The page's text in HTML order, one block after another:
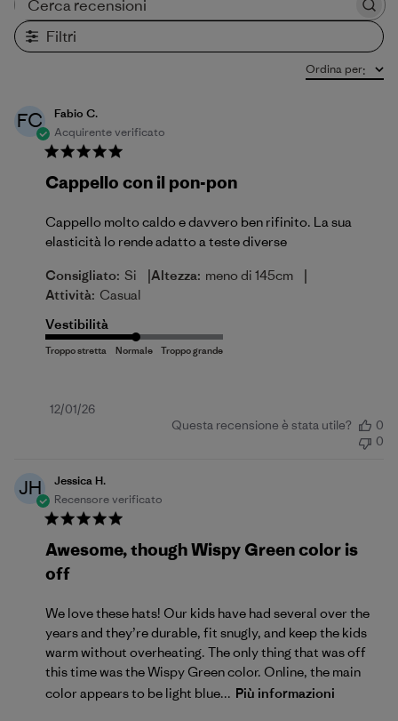
Filtri
Ordina per:
FC
Fabio C.
Acquirente verificato
Cappello con il pon-pon
Cappello molto caldo e davvero ben rifinito. La sua
elasticità lo rende adatto a teste diverse
Consigliato: Si |Altezza: meno di 145cm |
Attività: Casual
Vestibilità
Data
12/01/26
Questa recensione è stata utile?
0
0
JH
Jessica H.
Recensore verificato
Awesome, though Wispy Green color is
off
We love these hats! Our kids have had several over the
years and they’re durable, fit snugly, and keep the kids
warm without overheating. The only thing that was off
this time was the Wispy Green color. Online, the main
color appears to be light blue... Più informazioni